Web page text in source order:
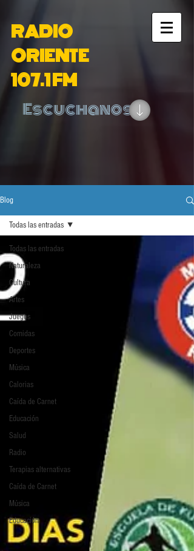
RADIO
ORIENTE
107.1 FM
Escuchanos
Blog
Todas las entradas
Naturaleza
Cultura
Artes
Juegos
Comidas
Deportes
Música
Calorias
Caída de Carnet
Educación
Salud
Radio
Terapias alternativas
Caída de Carnet
Música
Educación
Todas las entradas